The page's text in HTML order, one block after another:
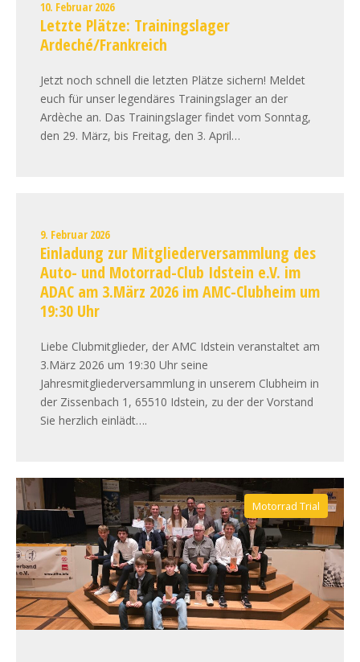
10. Februar 2026
Letzte Plätze: Trainingslager
Ardeché/Frankreich
Jetzt noch schnell die letzten Plätze sichern! Meldet
euch für unser legendäres Trainingslager an der
Ardèche an. Das Trainingslager findet vom Sonntag,
den 29. März, bis Freitag, den 3. April…
9. Februar 2026
Einladung zur Mitgliederversammlung des
Auto- und Motorrad-Club Idstein e.V. im
ADAC am 3.März 2026 im AMC-Clubheim um
19:30 Uhr
Liebe Clubmitglieder, der AMC Idstein veranstaltet am
3.März 2026 um 19:30 Uhr seine
Jahresmitgliederversammlung in unserem Clubheim in
der Zissenbach 1, 65510 Idstein, zu der der Vorstand
Sie herzlich einlädt….
Motorrad Trial